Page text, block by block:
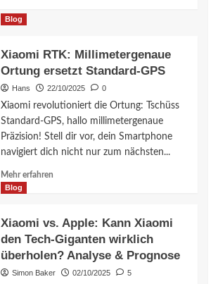
HarmonyOS
bei
Huawei?
Blog
Xiaomi RTK: Millimetergenaue
Ortung ersetzt Standard-GPS
Hans 22/10/2025 0
Xiaomi revolutioniert die Ortung: Tschüss
Standard-GPS, hallo millimetergenaue
Präzision! Stell dir vor, dein Smartphone
navigiert dich nicht nur zum nächsten...
Mehr erfahren
RTK:
Millimetergenaue
Ortung
Blog
Xiaomi vs. Apple: Kann Xiaomi
den Tech-Giganten wirklich
überholen? Analyse & Prognose
Simon Baker 02/10/2025 5